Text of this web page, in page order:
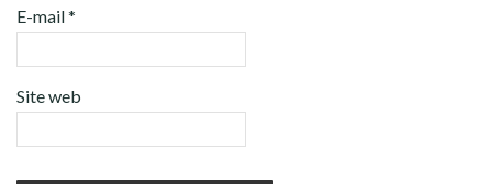
E-mail*
Site web